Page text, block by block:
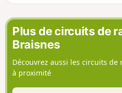
Plus de circuits de
Braisnes
Découvrez aussi les circuits
à proximité